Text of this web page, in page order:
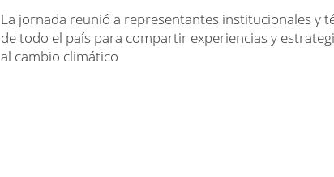
La jornada reunió a representantes institucionales y
de todo el país para compartir experiencias y
al cambio climático